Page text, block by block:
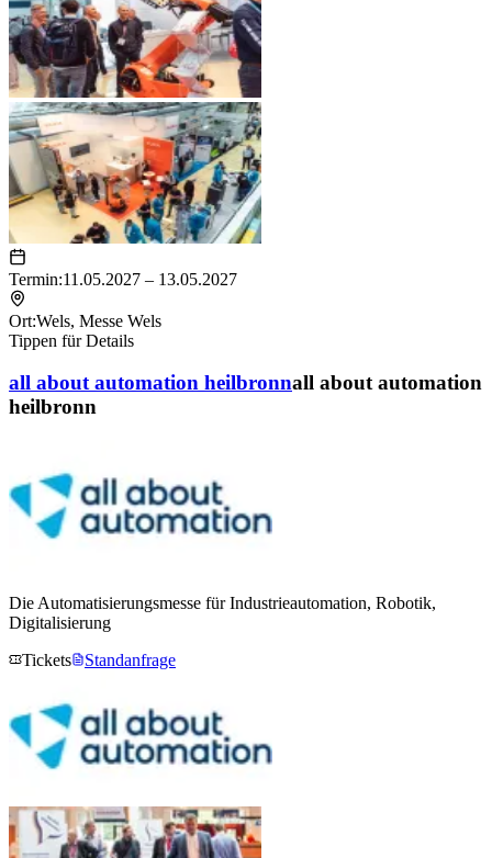
Termin:11.05.2027 – 13.05.2027
Ort:Wels, Messe Wels
Tippen für Details
all about automation heilbronnall about automation
heilbronn
Die Automatisierungsmesse für Industrieautomation, Robotik,
Digitalisierung
Tickets
Standanfrage